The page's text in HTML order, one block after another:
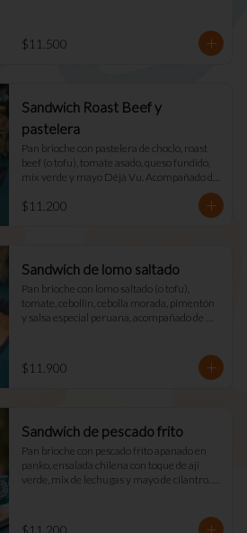
$11.500
Sandwich Roast Beef y
pastelera
Pan brioche con pastelera de choclo, roast
beef (o tofu), tomate asado, queso fundido,
mix verde y mayo Déjà Vu. Acompañado de
$11.200
Sandwich de lomo saltado
Pan brioche con lomo saltado (o tofu),
tomate, cebollín, cebolla morada, pimentón
y salsa especial peruana, acompañado de
salsa.
$11.900
Sandwich de pescado frito
Pan brioche con pescado frito apanado en
panko, ensalada chilena con toque de ají
verde, mix de lechugas y mayo de cilantro.
$11.200